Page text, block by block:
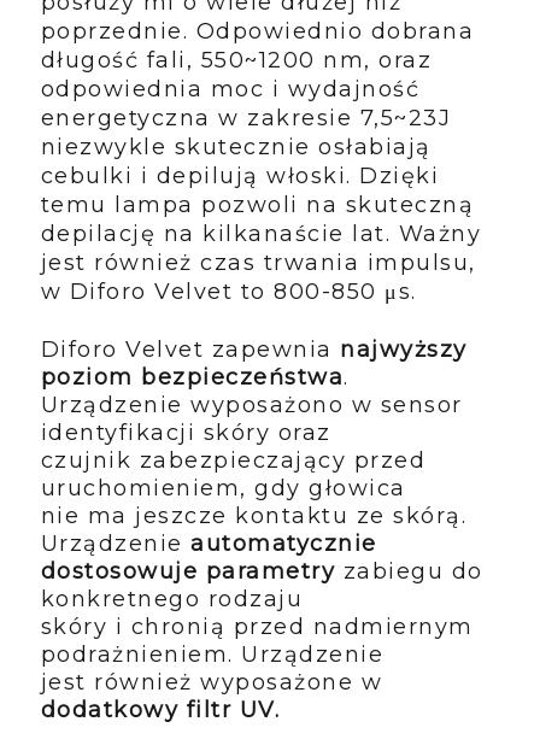
poprzednie. Odpowiednio dobrana
długość fali, 550~1200 nm, oraz
odpowiednia moc i wydajność
energetyczna w zakresie 7,5~23J
niezwykle skutecznie osłabiają
cebulki i depilują włoski. Dzięki
temu lampa pozwoli na skuteczną
depilację na kilkanaście lat. Ważny
jest również czas trwania impulsu,
w Diforo Velvet to 800-850 μs.
Diforo Velvet zapewnia najwyższy
poziom bezpieczeństwa.
Urządzenie wyposażono w sensor
identyfikacji skóry oraz
czujnik zabezpieczający przed
uruchomieniem, gdy głowica
nie ma jeszcze kontaktu ze skórą.
Urządzenieautomatycznie
dostosowuje parametry zabiegu do
konkretnego rodzaju
skóry i chronią przed nadmiernym
podrażnieniem. Urządzenie
jest również wyposażone w
dodatkowy filtr UV.